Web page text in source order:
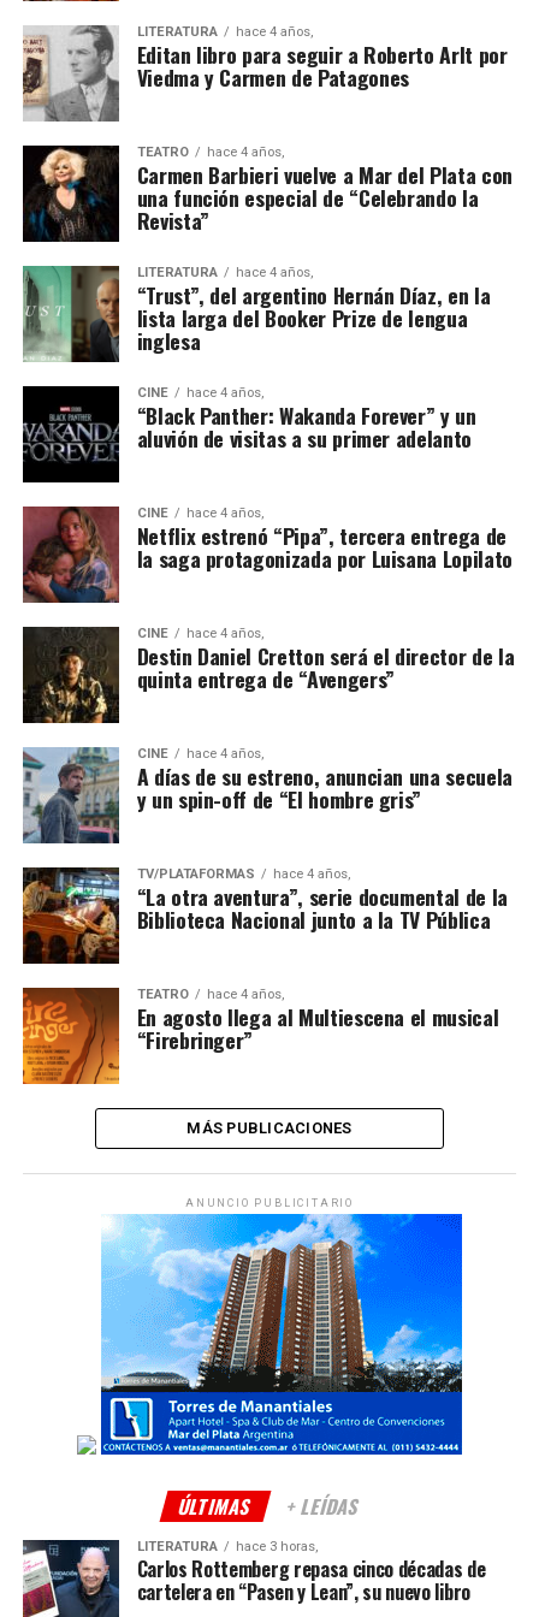
LITERATURA hace 4 años,
Editan libro para seguir a Roberto Arlt por
Viedma y Carmen de Patagones
TEATRO hace 4 años,
Carmen Barbieri vuelve a Mar del Plata con
una función especial de “Celebrando la
Revista”
LITERATURA hace 4 años,
“Trust”, del argentino Hernán Díaz, en la
lista larga del Booker Prize de lengua
inglesa
CINE hace 4 años,
“Black Panther: Wakanda Forever” y un
aluvión de visitas a su primer adelanto
CINE hace 4 años,
Netflix estrenó “Pipa”, tercera entrega de
la saga protagonizada por Luisana Lopilato
CINE hace 4 años,
Destin Daniel Cretton será el director de la
quinta entrega de “Avengers”
CINE hace 4 años,
A días de su estreno, anuncian una secuela
y un spin-off de “El hombre gris”
TV/PLATAFORMAS hace 4 años,
“La otra aventura”, serie documental de la
Biblioteca Nacional junto a la TV Pública
TEATRO hace 4 años,
En agosto llega al Multiescena el musical
“Firebringer”
MÁS PUBLICACIONES
ANUNCIO PUBLICITARIO
ÚLTIMAS + LEÍDAS
LITERATURA hace 3 horas,
Carlos Rottemberg repasa cinco décadas de
cartelera en “Pasen y Lean”, su nuevo libro